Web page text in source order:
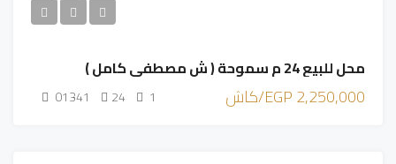
محل للبيع 24 م سموحة ( ش مصطفي كامل )
2,250,000 EGP/كاش 1
24
01341